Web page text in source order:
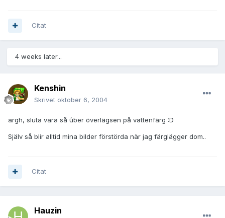
Citat
4 weeks later...
Kenshin
Skrivet oktober 6, 2004
argh, sluta vara så ûber överlägsen på vattenfärg :D
Själv så blir alltid mina bilder förstörda när jag färglägger dom..
Citat
Hauzin